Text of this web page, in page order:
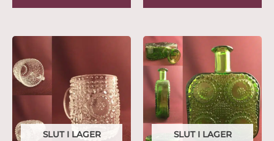
SLUT I LAGER SLUT I LAGER